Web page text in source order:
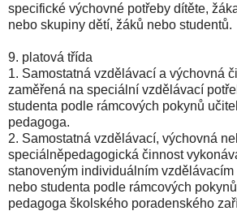
specifické výchovné potřeby dítěte,
nebo skupiny dětí, žáků nebo studentů.
9. platová třída
1. Samostatná vzdělávací a výchovná
zaměřená na speciální vzdělávací
studenta podle rámcových pokynů
pedagoga.
2. Samostatná vzdělávací, výchovná
speciálněpedagogická činnost
stanoveným individuálním vzdělávacím
nebo studenta podle rámcových
pedagoga školského poradenského